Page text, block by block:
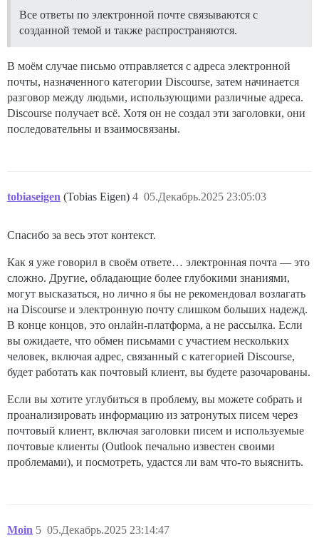
Все ответы по электронной почте связываются с
созданной темой и также распространяются.
В моём случае письмо отправляется с адреса электронной
почты, назначенного категории Discourse, затем начинается
разговор между людьми, использующими различные адреса.
Discourse получает всё. Хотя он не создал эти заголовки, они
последовательны и взаимосвязаны.
tobiaseigen (Tobias Eigen) 05.Декабрь.2025 23:05:03
4
Спасибо за весь этот контекст.
Как я уже говорил в своём ответе… электронная почта — это
сложно. Другие, обладающие более глубокими знаниями,
могут высказаться, но лично я бы не рекомендовал возлагать
на Discourse и электронную почту слишком больших надежд.
В конце концов, это онлайн-платформа, а не рассылка. Если
вы ожидаете, что обмен письмами с участием нескольких
человек, включая адрес, связанный с категорией Discourse,
будет работать как почтовый клиент, вы будете разочарованы.
Если вы хотите углубиться в проблему, вы можете собрать и
проанализировать информацию из затронутых писем через
почтовый клиент, включая заголовки писем и используемые
почтовые клиенты (Outlook печально известен своими
проблемами), и посмотреть, удастся ли вам что-то выяснить.
Moin 05.Декабрь.2025 23:14:47
5